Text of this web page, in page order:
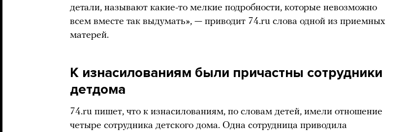
детали, называют какие-то мелкие подробности, которые невозможно
всем вместе так выдумать», — приводит 74.ru слова одной из приемных
матерей.
К изнасилованиям были причастны сотрудники
детдома
74.ru пишет, что к изнасилованиям, по словам детей, имели отношение
четыре сотрудника детского дома. Одна сотрудница приводила